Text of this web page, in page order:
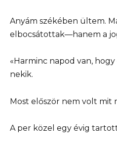
Anyám székében ültem.
elbocsátottak—hanem a
«Harminc napod van,
nekik.
Most először nem volt mit
A per közel egy évig